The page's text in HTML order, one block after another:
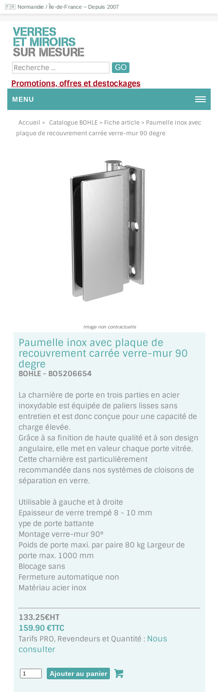
🇫🇷 Normandie / Île-de-France – Depuis 2007
Promotions, offres et destockages
MENU
NOUS CONTACTER
SUIVI DE DEVIS
SUIVI DE COMMANDE
TOUS LES TARIFS AU M2
GUIDE : CHOIX PAR UTILISATION
INSPIRATIONS ET NOUVEAUTÉS
AMBIANCE LAITON BROSSÉ
MIROIR VIEILLI
MIROIR DÉCORATIF DE COULEUR
LOTS DE MIROIRS EN MOZAÏQUE
MIROIR POUR PORTE
MIROIR DE SALLE DE BAIN
MIROIR PAROI DE DOUCHE
MIROIR POUR SALLE DE SPORT
MIROIR POUR SALLE DE DANSE
MIROIR ENCADRÉ
MIROIR TV
VERRE SUR MESURE
VERRE EXTRACLAIR
VERRE TREMPÉ (SÉCURIT)
PAROI DE DOUCHE
VERRE ANTI-REFLET
Accueil > Catalogue BOHLE > Fiche article > Paumelle inox avec
plaque de recouvrement carrée verre-mur 90 degre
Image non contractuelle
Paumelle inox avec plaque de
recouvrement carrée verre-mur 90
degre
BOHLE - BO5206654
La charnière de porte en trois parties en acier
inoxydable est équipée de paliers lisses sans
entretien et est donc conçue pour une capacité de
charge élevée.
Grâce à sa finition de haute qualité et à son design
angulaire, elle met en valeur chaque porte vitrée.
Cette charnière est particulièrement
recommandée dans nos systèmes de cloisons de
séparation en verre.
Utilisable à gauche et à droite
Epaisseur de verre trempé 8 - 10 mm
ype de porte battante
Montage verre-mur 90°
Poids de porte maxi. par paire 80 kg Largeur de
porte max. 1000 mm
Blocage sans
Fermeture automatique non
Matériau acier inox
133.25€HT
159.90 €TTC
Tarifs PRO, Revendeurs et Quantité : Nous
consulter